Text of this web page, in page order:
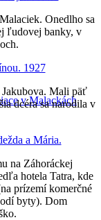
v Malackách
Onedlho sa
ľudovej banky, v
Mali päť
dcéra sa narodila v
na Záhoráckej
hotela Tatra, kde
prízemí komerčné
byty). Dom